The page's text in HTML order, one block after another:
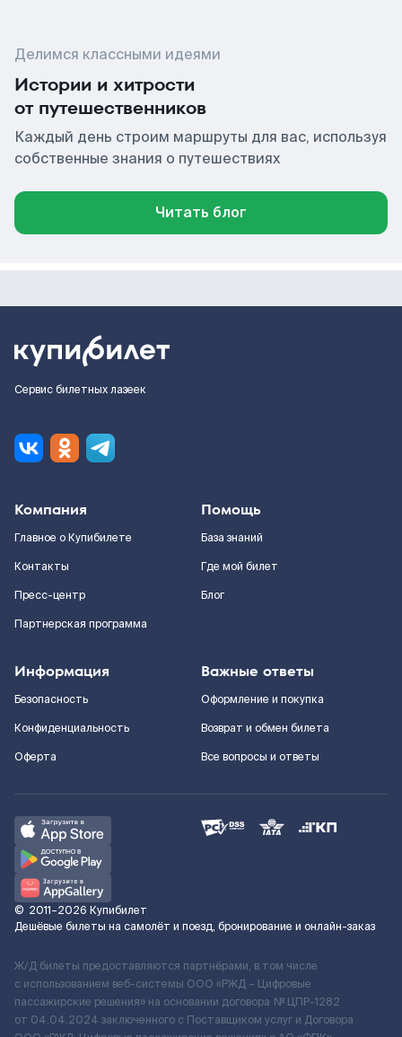
Делимся классными идеями
Истории и хитрости
от путешественников
Каждый день строим маршруты для вас, используя
собственные знания о путешествиях
Читать блог
Сервис билетных лазеек
Компания
Главное о Купибилете
Контакты
Пресс-центр
Партнерская программа
Помощь
База знаний
Где мой билет
Блог
Информация
Безопасность
Конфиденциальность
Оферта
Важные ответы
Оформление и покупка
Возврат и обмен билета
Все вопросы и ответы
© 2011–2026 Купибилет
Дешёвые билеты на самолёт и поезд, бронирование и онлайн-заказ
Ж/Д билеты предоставляются партнёрами, в том числе
с использованием веб-системы ООО «РЖД – Цифровые
пассажирские решения» на основании договора № ЦПР-1282
от 04.04.2024 заключенного с Поставщиком услуг и Договора